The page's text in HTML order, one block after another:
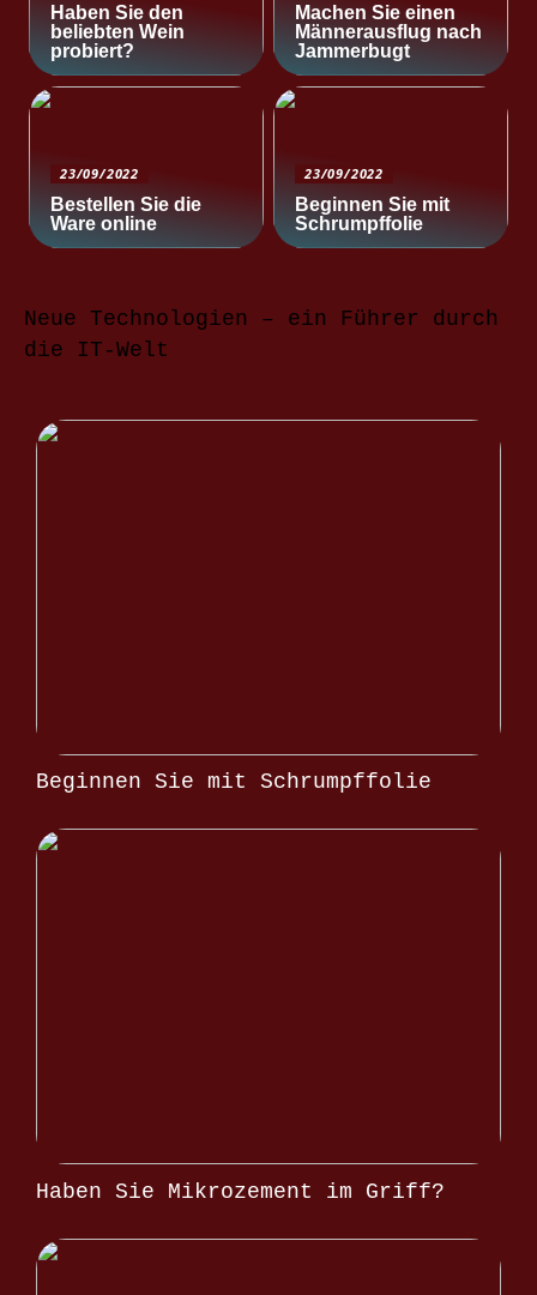
Haben Sie den
beliebten Wein
probiert?
Machen Sie einen
Männerausflug nach
Jammerbugt
23/09/2022
Bestellen Sie die
Ware online
23/09/2022
Beginnen Sie mit
Schrumpffolie
Neue Technologien – ein Führer durch
die IT-Welt
Beginnen Sie mit Schrumpffolie
Haben Sie Mikrozement im Griff?